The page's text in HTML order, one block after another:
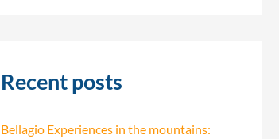
Recent posts
Bellagio Experiences in the mountains: